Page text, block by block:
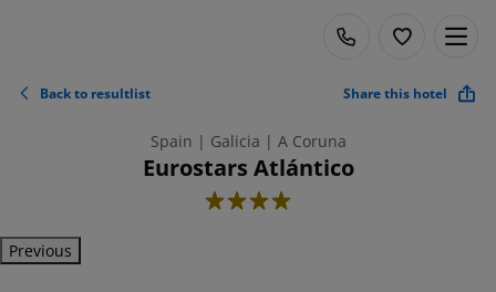
Back to resultlist Share this hotel
Spain | Galicia | A Coruna
Eurostars Atlántico
4
Previous